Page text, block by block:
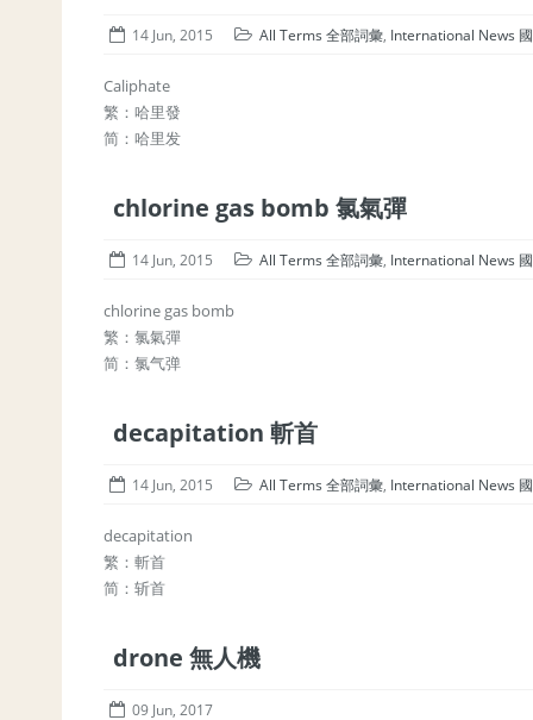
14 Jun, 2015 All Terms 全部詞彙, International News
Caliphate
繁：哈里發
简：哈里发
chlorine gas bomb 氯氣彈
14 Jun, 2015 All Terms 全部詞彙, International News
chlorine gas bomb
繁：氯氣彈
简：氯气弹
decapitation 斬首
14 Jun, 2015 All Terms 全部詞彙, International News
decapitation
繁：斬首
简：斩首
drone 無人機
09 Jun, 2017